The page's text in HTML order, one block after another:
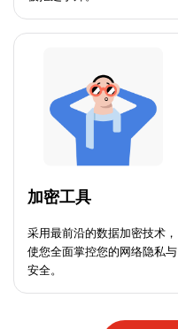
加密工具
采用最前沿的数据加密技术，
使您全面掌控您的网络隐私与
安全。